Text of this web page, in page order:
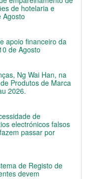
de hotelaria e
Agosto
apoio financeiro da
de Agosto
Ng Wai Han, na
Produtos de Marca
2026.
de
electrónicos falsos
passar por
de Registo de
devem